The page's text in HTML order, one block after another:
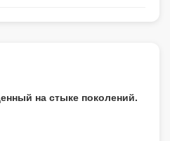
на стыке поколений.